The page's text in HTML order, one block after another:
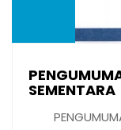
SEMENTARA